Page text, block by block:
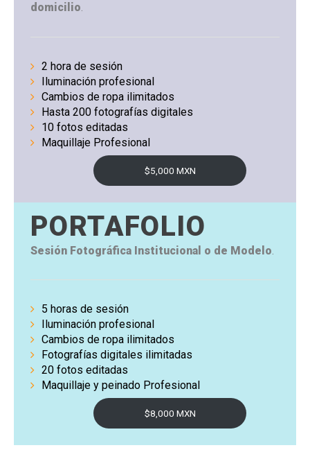
domicilio.
2 hora de sesión
Iluminación profesional
Cambios de ropa ilimitados
Hasta 200 fotografías digitales
10 fotos editadas
Maquillaje Profesional
$5,000 MXN
PORTAFOLIO
Sesión Fotográfica Institucional o de Modelo.
5 horas de sesión
Iluminación profesional
Cambios de ropa ilimitados
Fotografías digitales ilimitadas
20 fotos editadas
Maquillaje y peinado Profesional
$8,000 MXN